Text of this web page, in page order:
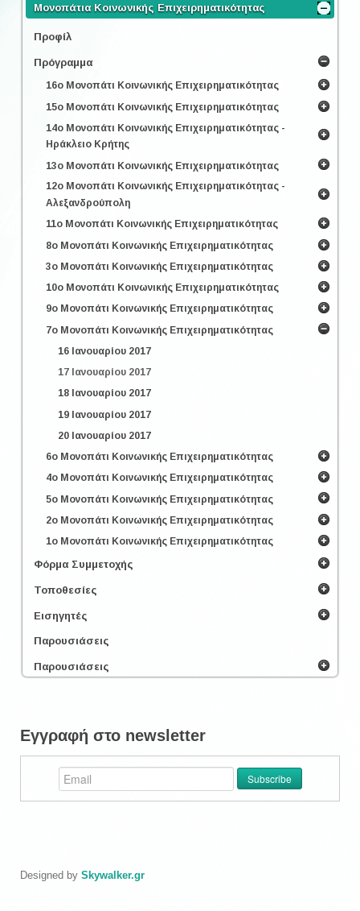
Μονοπάτια Κοινωνικής Επιχειρηματικότητας
Προφίλ
Πρόγραμμα
16ο Μονοπάτι Κοινωνικής Επιχειρηματικότητας
15ο Μονοπάτι Κοινωνικής Επιχειρηματικότητας
14ο Μονοπάτι Κοινωνικής Επιχειρηματικότητας -
Ηράκλειο Κρήτης
13ο Μονοπάτι Κοινωνικής Επιχειρηματικότητας
12ο Μονοπάτι Κοινωνικής Επιχειρηματικότητας -
Αλεξανδρούπολη
11ο Μονοπάτι Κοινωνικής Επιχειρηματικότητας
8ο Μονοπάτι Κοινωνικής Επιχειρηματικότητας
3ο Μονοπάτι Κοινωνικής Επιχειρηματικότητας
10ο Μονοπάτι Κοινωνικής Επιχειρηματικότητας
9ο Μονοπάτι Κοινωνικής Επιχειρηματικότητας
7ο Μονοπάτι Κοινωνικής Επιχειρηματικότητας
16 Ιανουαρίου 2017
17 Ιανουαρίου 2017
18 Ιανουαρίου 2017
19 Ιανουαρίου 2017
20 Ιανουαρίου 2017
6ο Μονοπάτι Κοινωνικής Επιχειρηματικότητας
4ο Μονοπάτι Κοινωνικής Επιχειρηματικότητας
5ο Μονοπάτι Κοινωνικής Επιχειρηματικότητας
2ο Μονοπάτι Κοινωνικής Επιχειρηματικότητας
1ο Μονοπάτι Κοινωνικής Επιχειρηματικότητας
Φόρμα Συμμετοχής
Τοποθεσίες
Εισηγητές
Παρουσιάσεις
Παρουσιάσεις
Εγγραφή στο newsletter
Designed by Skywalker.gr